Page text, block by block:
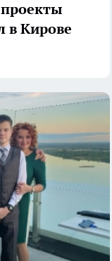
в Кирове